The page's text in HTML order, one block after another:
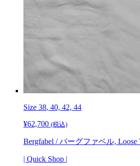
Size 38, 40, 42, 44
¥62,700 (税込)
Bergfabel / バーグファベル, Loose
| Quick Shop |